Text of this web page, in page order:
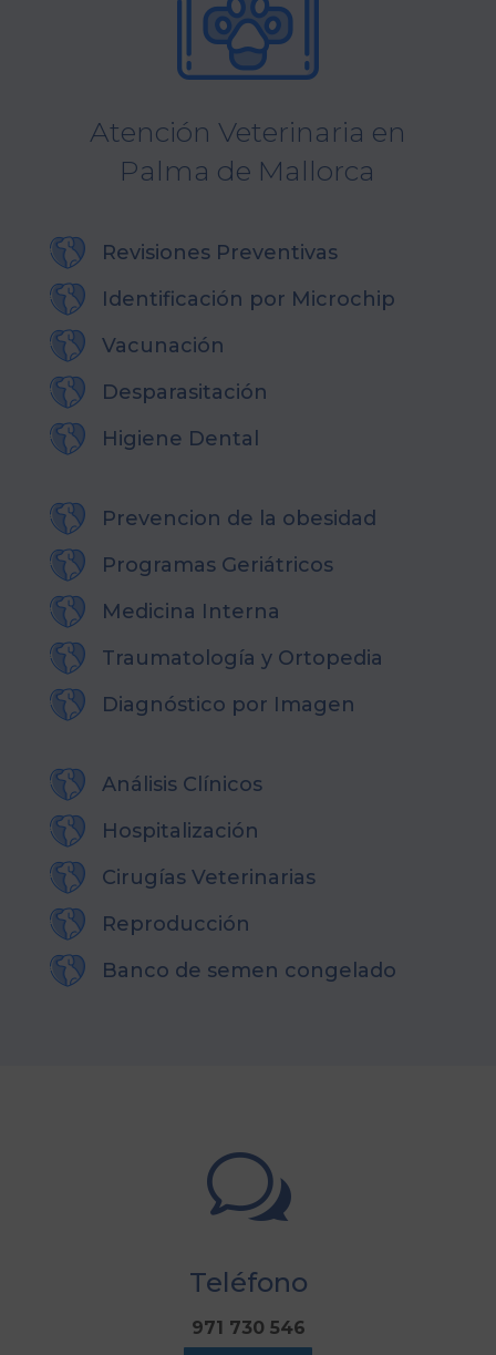
Atención Veterinaria en
Palma de Mallorca
Revisiones Preventivas
Identificación por Microchip
Vacunación
Desparasitación
Higiene Dental
Prevencion de la obesidad
Programas Geriátricos
Medicina Interna
Traumatología y Ortopedia
Diagnóstico por Imagen
Análisis Clínicos
Hospitalización
Cirugías Veterinarias
Reproducción
Banco de semen congelado
w
Teléfono
971 730 546